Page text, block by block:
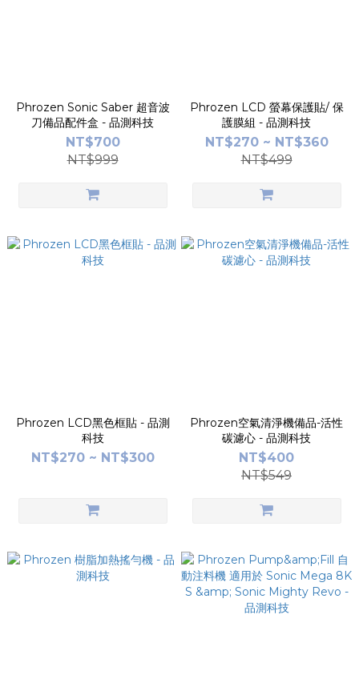
Phrozen Sonic Saber 超音波
刀備品配件盒 - 品測科技
NT$700
NT$999
Phrozen LCD 螢幕保護貼/ 保
護膜組 - 品測科技
NT$270 ~ NT$360
NT$499
Phrozen LCD黑色框貼 - 品測
科技
NT$270 ~ NT$300
Phrozen空氣清淨機備品-活性
碳濾心 - 品測科技
NT$400
NT$549